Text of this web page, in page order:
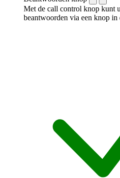
Met de call control knop kunt
beantwoorden via een knop